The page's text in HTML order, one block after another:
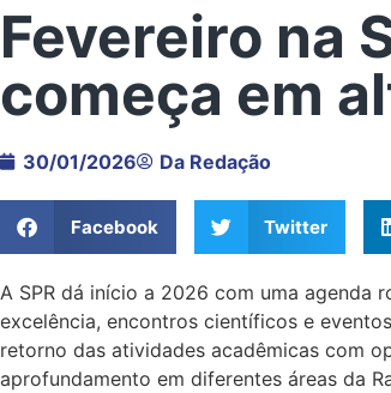
Fevereiro na
começa em
30/01/2026 Da Redação
Facebook Twitter
A SPR dá início a 2026 com uma agenda
excelência, encontros científicos e
retorno das atividades acadêmicas com
aprofundamento em diferentes áreas da